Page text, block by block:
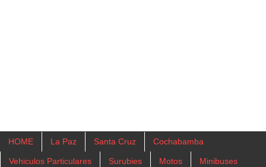
HOME La Paz Santa Cruz Cochabamba
Vehiculos Particulares Surubies Motos Minibuses